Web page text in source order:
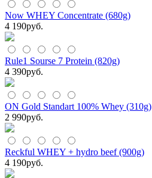
Now WHEY Concentrate (680g)
4 190руб.
Rule1 Sourse 7 Protein (820g)
4 390руб.
ON Gold Standart 100% Whey (310g)
2 990руб.
Reckful WHEY + hydro beef (900g)
4 190руб.